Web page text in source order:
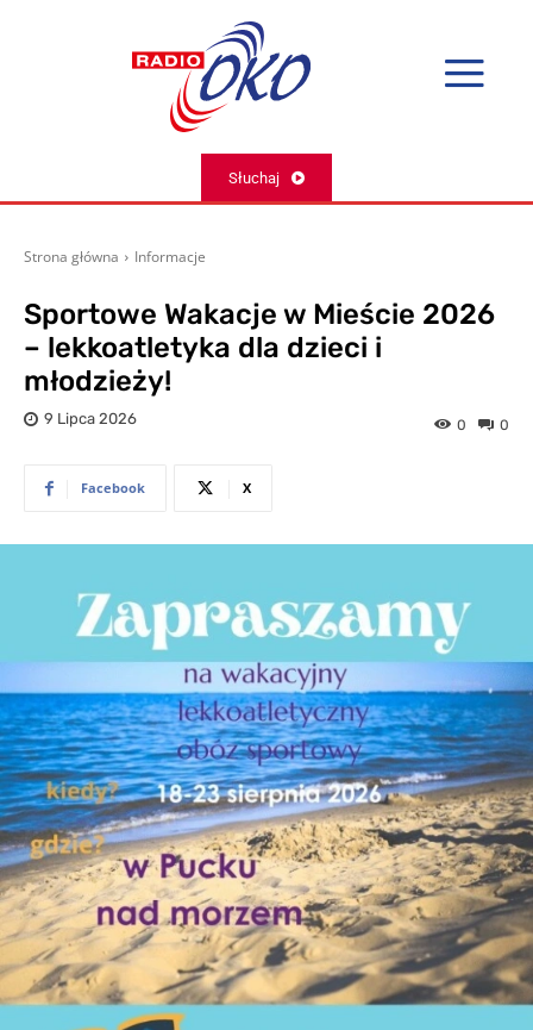
Słuchaj
Strona główna Informacje
Sportowe Wakacje w Mieście 2026
– lekkoatletyka dla dzieci i
młodzieży!
9 Lipca 2026 0
0
Facebook X